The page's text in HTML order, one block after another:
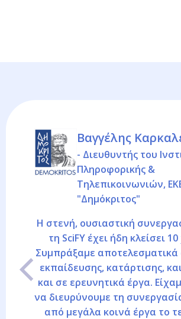
Βαγγέλης
- Διευθυντής του
Πληροφορικής &
Τηλεπικοινωνιών,
"Δημόκριτος"
Η στενή, ουσιαστική
τη SciFY έχει ήδη κλείσει
Συμπράξαμε αποτελεσματικά
εκπαίδευσης, κατάρτισης,
και σε ερευνητικά έργα.
να διευρύνουμε τη
από μεγάλα κοινά έργα το